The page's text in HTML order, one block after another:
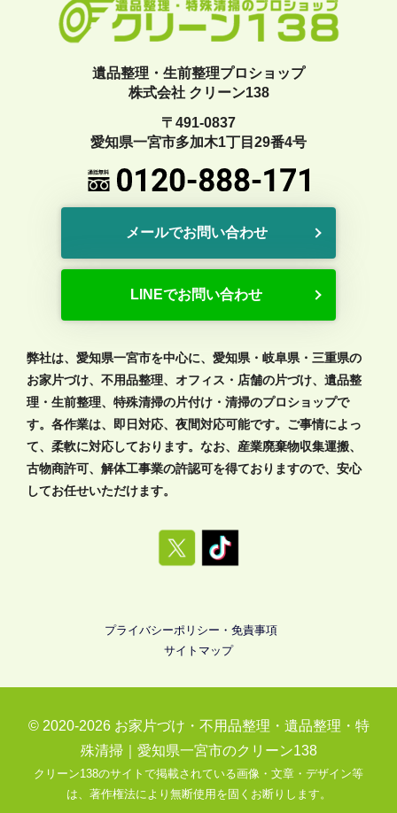
遺品整理・生前整理プロショップ
株式会社 クリーン138
〒491-0837
愛知県一宮市多加木1丁目29番4号
メールでお問い合わせ
LINEでお問い合わせ
弊社は、愛知県一宮市を中心に、愛知県・岐阜県・三重県の
お家片づけ、不用品整理、オフィス・店舗の片づけ、遺品整
理・生前整理、特殊清掃の片付け・清掃のプロショップで
す。各作業は、即日対応、夜間対応可能です。ご事情によっ
て、柔軟に対応しております。なお、産業廃棄物収集運搬、
古物商許可、解体工事業の許認可を得ておりますので、安心
してお任せいただけます。
プライバシーポリシー・免責事項
サイトマップ
© 2020-2026 お家片づけ・不用品整理・遺品整理・特
殊清掃｜愛知県一宮市のクリーン138
クリーン138のサイトで掲載されている画像・文章・デザイン等
は、著作権法により無断使用を固くお断りします。